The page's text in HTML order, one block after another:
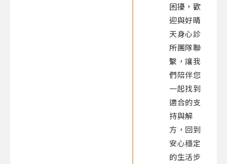
困擾，歡
迎與好晴
天身心診
所團隊聯
繫，讓我
們陪伴您
一起找到
適合的支
持與解
方，回到
安心穩定
的生活步